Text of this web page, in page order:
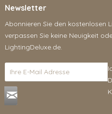
Newsletter
Abonnieren Sie den kostenlosen
verpassen Sie keine Neuigkeit
LightingDeluxe.de.